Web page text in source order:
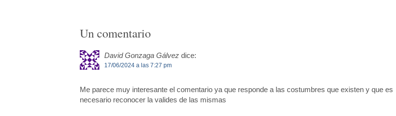
Un comentario
David Gonzaga Gálvez dice:
17/06/2024 a las 7:27 pm
Me parece muy interesante el comentario ya que responde a las costumbres que existen y que es
necesario reconocer la valides de las mismas